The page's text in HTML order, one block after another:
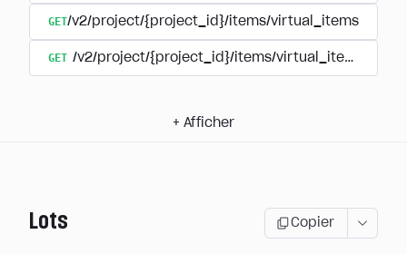
GET/v2/project/{project_id}/items/virtual_items
GET /v2/project/{project_id}/items/virtual_items/
+ Afficher
Lots Copier